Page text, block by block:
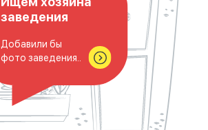
заведения
Добавили бы
фото заведения..